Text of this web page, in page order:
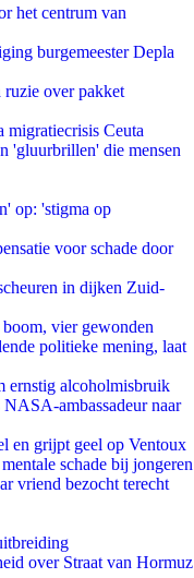
het centrum van
burgemeester Depla
ruzie over pakket
migratiecrisis Ceuta
'gluurbrillen' die mensen
op: 'stigma op
voor schade door
in dijken Zuid-
vier gewonden
politieke mening, laat
ernstig alcoholmisbruik
ambassadeur naar
en grijpt geel op Ventoux
schade bij jongeren
vriend bezocht terecht
over Straat van Hormuz